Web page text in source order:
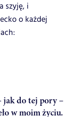
szyję, i
o każdej
jak do tej pory –
w moim życiu.